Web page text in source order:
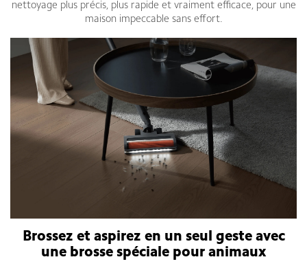
nettoyage plus précis, plus rapide et vraiment efficace, pour une
maison impeccable sans effort.
Brossez et aspirez en un seul geste avec
une brosse spéciale pour animaux